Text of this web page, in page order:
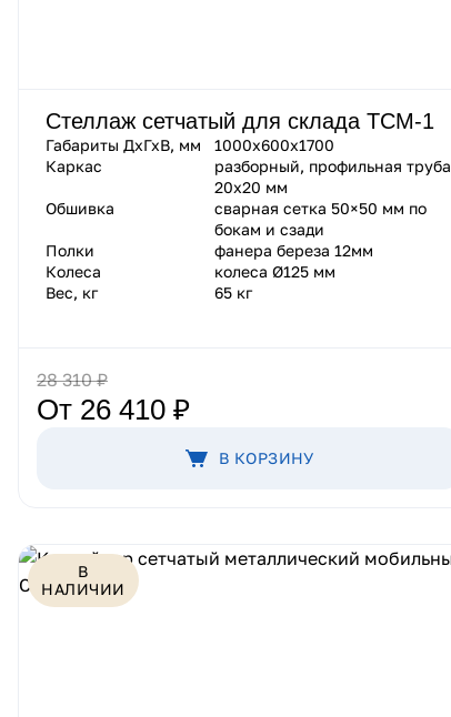
Стеллаж сетчатый для склада ТСМ-1
Габариты ДхГхВ, мм
1000х600х1700
Каркас
разборный, профильная труба
20х20 мм
Обшивка
сварная сетка 50×50 мм по
бокам и сзади
Полки
фанера береза 12мм
Колеса
колеса Ø125 мм
Вес, кг
65 кг
28 310 ₽
От 26 410 ₽
В КОРЗИНУ
В
НАЛИЧИИ